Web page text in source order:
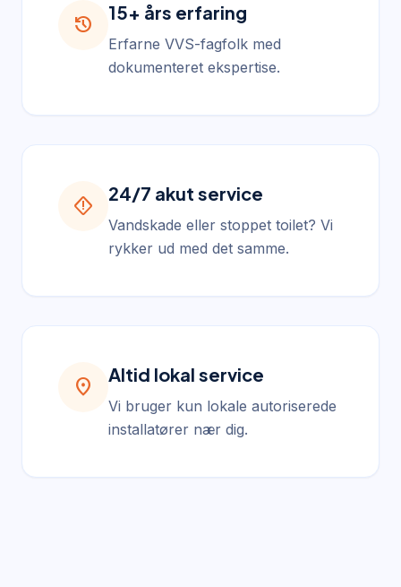
history
15+ års erfaring
Erfarne VVS-fagfolk med
dokumenteret ekspertise.
emergency_home
24/7 akut service
Vandskade eller stoppet toilet? Vi
rykker ud med det samme.
location_on
Altid lokal service
Vi bruger kun lokale autoriserede
installatører nær dig.